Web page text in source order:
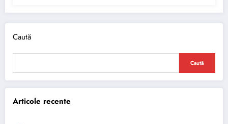
Caută
Caută
Articole recente